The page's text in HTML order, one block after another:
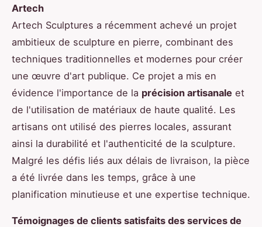
Artech
Artech Sculptures a récemment achevé un projet
ambitieux de sculpture en pierre, combinant des
techniques traditionnelles et modernes pour créer
une œuvre d'art publique. Ce projet a mis en
évidence l'importance de la précision artisanale et
de l'utilisation de matériaux de haute qualité. Les
artisans ont utilisé des pierres locales, assurant
ainsi la durabilité et l'authenticité de la sculpture.
Malgré les défis liés aux délais de livraison, la pièce
a été livrée dans les temps, grâce à une
planification minutieuse et une expertise technique.
Témoignages de clients satisfaits des services de